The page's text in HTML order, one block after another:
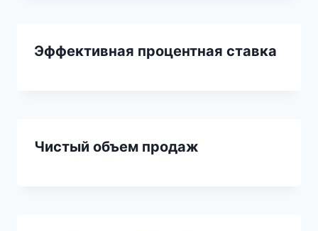
Эффективная процентная ставка
Чистый объем продаж